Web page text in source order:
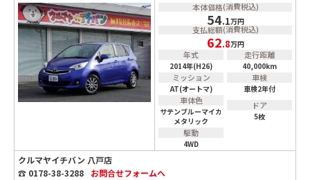
本体価格(消費税込)
54.1万円
支払総額(消費税込)
62.8万円
年式
2014年(H26)
走行距離
40,000km
ミッション
AT(オートマ)
車検
車検2年付
車体色
サテンブルーマイカ
メタリック
ドア
5枚
駆動
4WD
クルマヤイチバン 八戸店
☎ 0178-38-3288
お問合せフォームへ